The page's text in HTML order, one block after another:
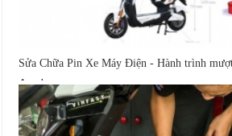
Sửa Chữa Pin Xe Máy Điện - Hành trình
đoạn!